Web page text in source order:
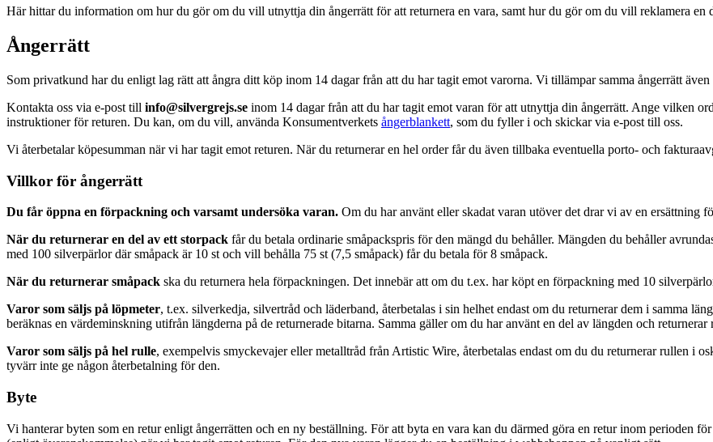
Här hittar du information om hur du gör om du vill utnyttja din ångerrätt för att returnera en vara, samt hur du gör om du vill reklamera en
Ångerrätt
Som privatkund har du enligt lag rätt att ångra ditt köp inom 14 dagar från att du har tagit emot varorna. Vi tillämpar samma ångerrätt
Kontakta oss via e-post till info@silvergrejs.se inom 14 dagar från att du har tagit emot varan för att utnyttja din ångerrätt. Ange vilken
instruktioner för returen. Du kan, om du vill, använda Konsumentverkets ångerblankett, som du fyller i och skickar via e-post till oss.
Vi återbetalar köpesumman när vi har tagit emot returen. När du returnerar en hel order får du även tillbaka eventuella porto- och
Villkor för ångerrätt
Du får öppna en förpackning och varsamt undersöka varan. Om du har använt eller skadat varan utöver det drar vi av en ersättning
När du returnerar en del av ett storpack får du betala ordinarie småpackspris för den mängd du behåller. Mängden du behåller
med 100 silverpärlor där småpack är 10 st och vill behålla 75 st (7,5 småpack) får du betala för 8 småpack.
När du returnerar småpack ska du returnera hela förpackningen. Det innebär att om du t.ex. har köpt en förpackning med 10
Varor som säljs på löpmeter, t.ex. silverkedja, silvertråd och läderband, återbetalas i sin helhet endast om du returnerar dem i samma
beräknas en värdeminskning utifrån längderna på de returnerade bitarna. Samma gäller om du har använt en del av längden och returnerar
Varor som säljs på hel rulle, exempelvis smyckevajer eller metalltråd från Artistic Wire, återbetalas endast om du du returnerar rullen i
tyvärr inte ge någon återbetalning för den.
Byte
Vi hanterar byten som en retur enligt ångerrätten och en ny beställning. För att byta en vara kan du därmed göra en retur inom perioden